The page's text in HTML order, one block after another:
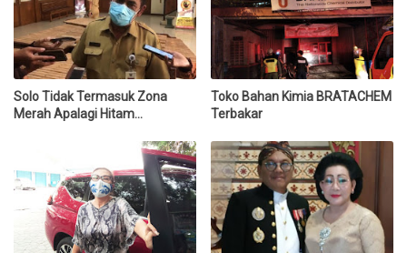
Solo Tidak Termasuk Zona
Merah Apalagi Hitam...
Toko Bahan Kimia BRATACHEM
Terbakar